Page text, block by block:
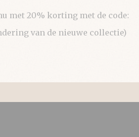
met 20% korting met de code:
van de nieuwe collectie)